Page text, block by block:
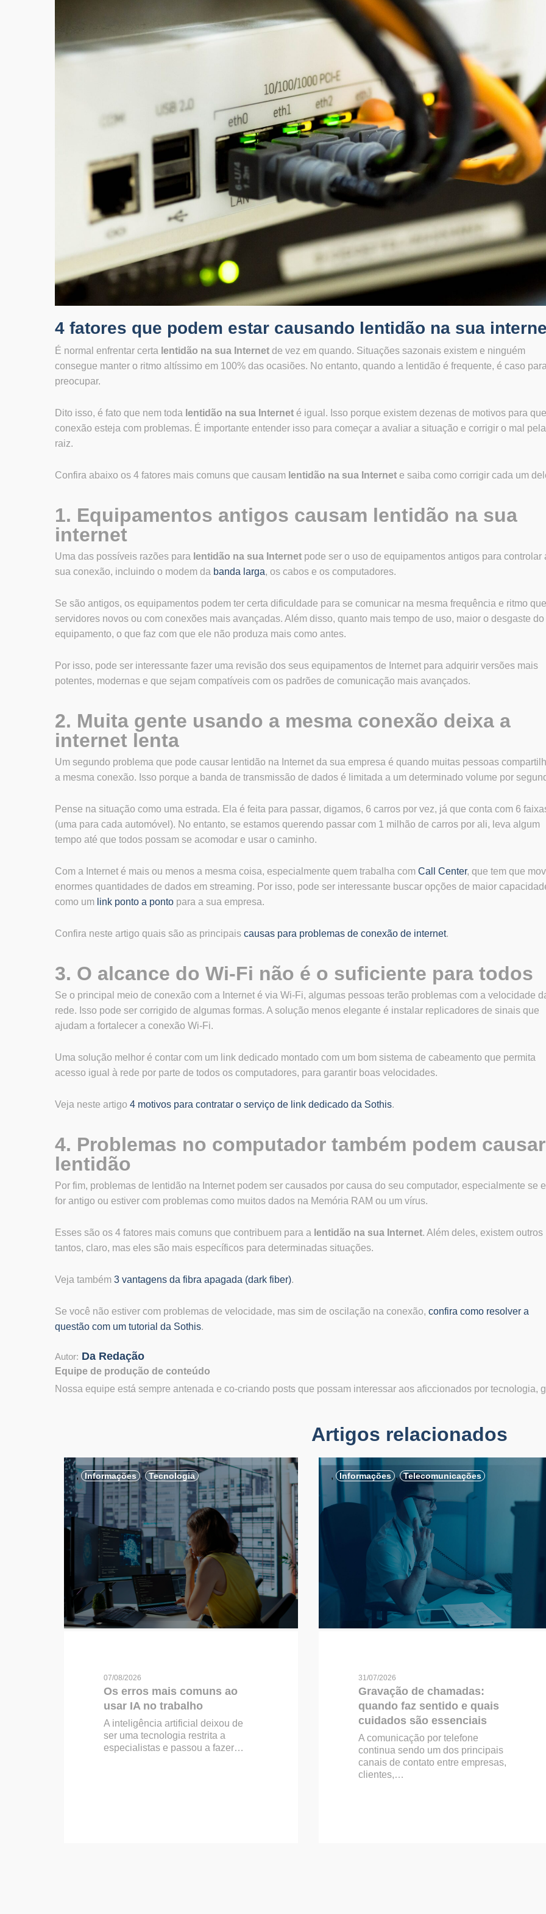
4 fatores que podem estar causando lentidão na sua
É normal enfrentar certa lentidão na sua Internet de vez em quando. Situações sazonais existem e ninguém
consegue manter o ritmo altíssimo em 100% das ocasiões. No entanto, quando a lentidão é frequente, é caso
preocupar.
Dito isso, é fato que nem toda lentidão na sua Internet é igual. Isso porque existem dezenas de motivos para
conexão esteja com problemas. É importante entender isso para começar a avaliar a situação e corrigir o mal pela
raiz.
Confira abaixo os 4 fatores mais comuns que causam lentidão na sua Internet e saiba como corrigir cada um
1. Equipamentos antigos causam lentidão na sua
internet
Uma das possíveis razões para lentidão na sua Internet pode ser o uso de equipamentos antigos para controlar
sua conexão, incluindo o modem da banda larga, os cabos e os computadores.
Se são antigos, os equipamentos podem ter certa dificuldade para se comunicar na mesma frequência e ritmo que
servidores novos ou com conexões mais avançadas. Além disso, quanto mais tempo de uso, maior o desgaste do
equipamento, o que faz com que ele não produza mais como antes.
Por isso, pode ser interessante fazer uma revisão dos seus equipamentos de Internet para adquirir versões mais
potentes, modernas e que sejam compatíveis com os padrões de comunicação mais avançados.
2. Muita gente usando a mesma conexão deixa a
internet lenta
Um segundo problema que pode causar lentidão na Internet da sua empresa é quando muitas pessoas
a mesma conexão. Isso porque a banda de transmissão de dados é limitada a um determinado volume por
Pense na situação como uma estrada. Ela é feita para passar, digamos, 6 carros por vez, já que conta com 6
(uma para cada automóvel). No entanto, se estamos querendo passar com 1 milhão de carros por ali, leva algum
tempo até que todos possam se acomodar e usar o caminho.
Com a Internet é mais ou menos a mesma coisa, especialmente quem trabalha com Call Center, que tem que
enormes quantidades de dados em streaming. Por isso, pode ser interessante buscar opções de maior
como um link ponto a ponto para a sua empresa.
Confira neste artigo quais são as principais causas para problemas de conexão de internet.
3. O alcance do Wi-Fi não é o suficiente para todos
Se o principal meio de conexão com a Internet é via Wi-Fi, algumas pessoas terão problemas com a velocidade
rede. Isso pode ser corrigido de algumas formas. A solução menos elegante é instalar replicadores de sinais que
ajudam a fortalecer a conexão Wi-Fi.
Uma solução melhor é contar com um link dedicado montado com um bom sistema de cabeamento que permita
acesso igual à rede por parte de todos os computadores, para garantir boas velocidades.
Veja neste artigo 4 motivos para contratar o serviço de link dedicado da Sothis.
4. Problemas no computador também podem causar
lentidão
Por fim, problemas de lentidão na Internet podem ser causados por causa do seu computador, especialmente se
for antigo ou estiver com problemas como muitos dados na Memória RAM ou um vírus.
Esses são os 4 fatores mais comuns que contribuem para a lentidão na sua Internet. Além deles, existem outros
tantos, claro, mas eles são mais específicos para determinadas situações.
Veja também 3 vantagens da fibra apagada (dark fiber).
Se você não estiver com problemas de velocidade, mas sim de oscilação na conexão, confira como resolver a
questão com um tutorial da Sothis.
Autor: Da Redação
Equipe de produção de conteúdo
Nossa equipe está sempre antenada e co-criando posts que possam interessar aos aficcionados por tecnologia,
Artigos relacionados
, Informações , Tecnologia
07/08/2026
Os erros mais comuns ao
usar IA no trabalho
A inteligência artificial deixou de
ser uma tecnologia restrita a
especialistas e passou a fazer…
, Informações , Telecomunicações
31/07/2026
Gravação de chamadas:
quando faz sentido e quais
cuidados são essenciais
A comunicação por telefone
continua sendo um dos principais
canais de contato entre empresas,
clientes,…